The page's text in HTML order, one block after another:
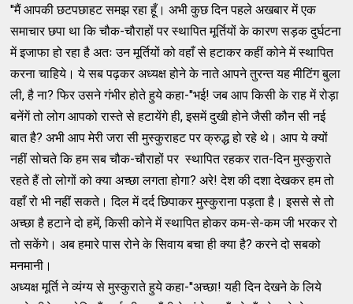
''मैं आपकी छटपछाहट समझ रहा हूँ। अभी कुछ दिन पहले अखबार में एक
समाचार छपा था कि चौक-चौराहों पर स्थापित मूर्तियों के कारण सड़क दुर्घटना
में इजाफा हो रहा है अतः उन मूर्तियों को वहाँ से हटाकर कहीं कोने में स्थापित
करना चाहिये। ये सब पढ़कर अध्यक्ष होने के नाते आपने तुरन्त यह मीटिंग बुला
ली, है ना? फिर उसने गंभीर होते हुये कहा-''भई! जब आप किसी के राह में रोड़ा
बनेंगें तो लोग आपको रास्ते से हटायेंगे ही, इसमें दुखी होने जैसी कौन सी नई
बात है? अभी आप मेरी जरा सी मुस्कुराहट पर क्रुद्ध हो रहे थे। आप ये क्यों
नहीं सोचते कि हम सब चौक-चौराहों पर स्थापित रहकर रात-दिन मुस्कुराते
रहते हैं तो लोगों को क्या अच्छा लगता होगा? अरे! देश की दशा देखकर हम तो
वहाँ रो भी नहीं सकते। दिल में दर्द छिपाकर मुस्कुराना पड़ता है। इससे से तो
अच्छा है हटाने दो हमें, किसी कोने में स्थापित होकर कम-से-कम जी भरकर रो
तो सकेंगे। अब हमारे पास रोने के सिवाय बचा ही क्या है? करने दो सबको
मनमानी।
अध्यक्ष मूर्ति ने व्यंग्य से मुस्कुराते हुये कहा-''अच्छा! यही दिन देखने के लिये